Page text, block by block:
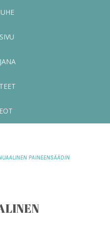
PAINEENSÄÄDIN